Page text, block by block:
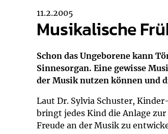
11.2.2005
Musikalische
Schon das Ungeborene kann
Sinnesorgan. Eine gewisse
der Musik nutzen können und
Laut Dr. Sylvia Schuster,
bringt jedes Kind die Anlage
Freude an der Musik zu